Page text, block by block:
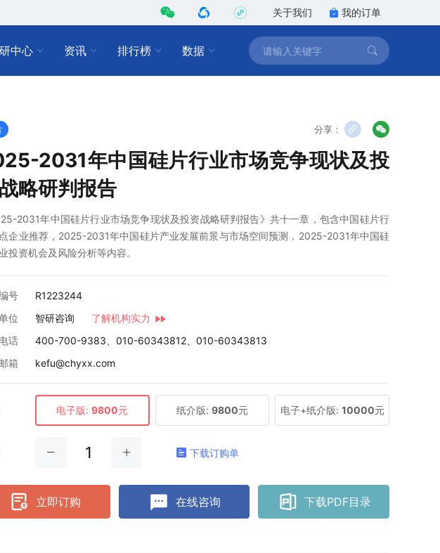
关于我们 我的订单
中心 资讯 排行榜 数据
分享：
2031年中国硅片行业市场竞争现状及投
略研判报告
2031年中国硅片行业市场竞争现状及投资战略研判报告》共十一章，包含中国硅片行
企业推荐，2025-2031年中国硅片产业发展前景与市场空间预测，2025-2031年中国硅
投资机会及风险分析等内容。
号
R1223244
位
智研咨询
了解机构实力
话
400-700-9383、010-60343812、010-60343813
箱
kefu@chyxx.com
电子版: 9800元 纸介版: 9800元 电子+纸介版: 10000元
下载订购单
立即订购 在线咨询 下载PDF目录